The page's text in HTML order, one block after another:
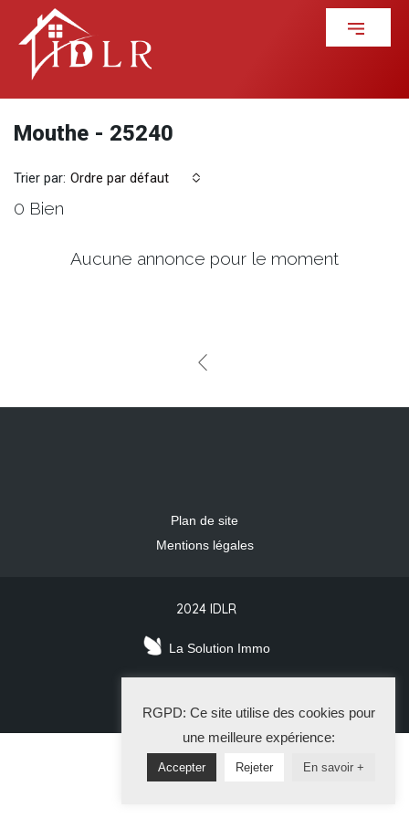
Mouthe - 25240
0 Bien
Trier par: Ordre par défaut
Aucune annonce pour le moment
Plan de site
Mentions légales
2024 IDLR
La Solution Immo
RGPD: Ce site utilise des cookies pour
une meilleure expérience:
Accepter Rejeter En savoir +